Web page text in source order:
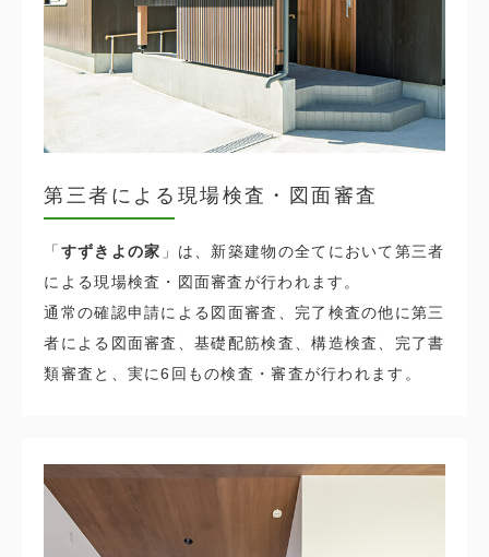
第三者による現場検査・図面審査
「 すずきよの家 」は、新築建物の全てにおいて第三者
による現場検査・図面審査が行われます。
通常の確認申請による図面審査、完了検査の他に第三
者による図面審査、基礎配筋検査、構造検査、完了書
類審査と、実に6回もの検査・審査が行われます。